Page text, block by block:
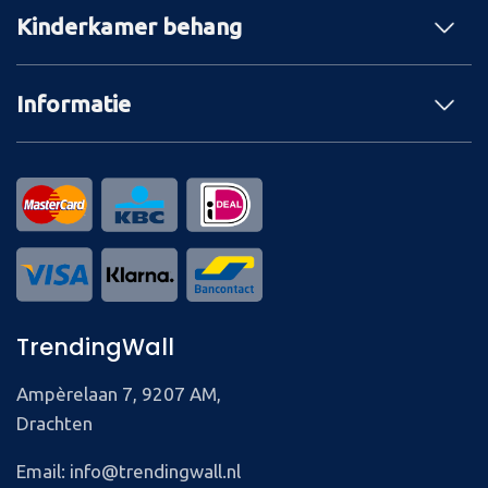
Kinderkamer behang
Informatie
TrendingWall
Ampèrelaan 7, 9207 AM,
Drachten
Email: info@trendingwall.nl